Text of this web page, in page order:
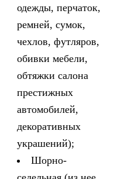
одежды, перчаток,
ремней, сумок,
чехлов, футляров,
обивки мебели,
обтяжки салона
престижных
автомобилей,
декоративных
украшений);
Шорно-